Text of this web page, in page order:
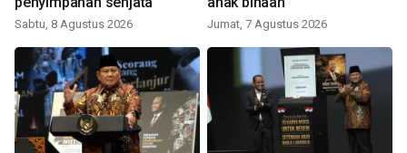
Sabtu, 8 Agustus 2026 Jumat, 7 Agustus 2026